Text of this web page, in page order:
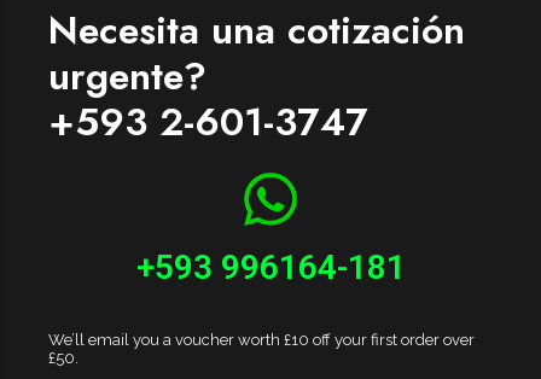
Necesita una cotización
urgente?
+593 2-601-3747
+593 996164-181
We’ll email you a voucher worth £10 off your first order over
£50.